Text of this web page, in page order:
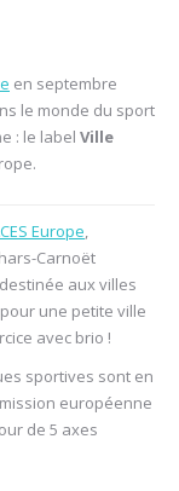
en septembre
le monde du sport
: le label Ville
Europe,
Carnoët
aux villes
une petite ville
avec brio !
sportives sont en
européenne
de 5 axes